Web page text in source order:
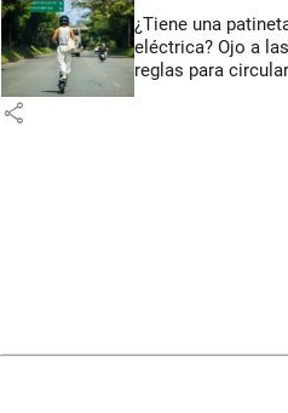
¿Tiene una
eléctrica? Ojo a
reglas para
share